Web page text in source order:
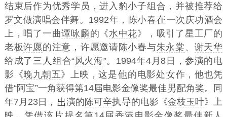
结束后作为优秀学员，进入豹小子组合，并被推荐给
罗文做演唱会伴舞。1992年，陈小春
一次庆功酒会
上，唱了一曲谭咏麟的《水中花》，吸引了星工厂的
老板许愿的注意，许愿邀请陈小春与朱永棠 、 谢天华
给成了三
组合“风火海”。1994年4月8日，参演的电
影《晚九朝五》上映，这是 的电影处
作，他也凭
借“阿宝”一角获得第14届电影金像奖最佳
配角奖。同
年7月23日，
演的陈可辛执 的电影《金枝玉叶》上